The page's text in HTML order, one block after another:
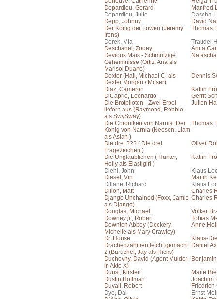
Depardieu, Gerard
Manfred
Depardieu, Julie
Dascha
Depp, Johnny
David
Der König der Löwen (Jeremy
Irons)
Thomas
Derek, Mia
Traudel
Deschanel, Zooey
Anna
Devious Mais - Schmutzige
Geheimnisse (Ortiz, Ana als
Marisol Duarte)
Dexter (Hall, Michael C. als
Dexter Morgan / Moser)
Dennis
Diaz, Cameron
Katrin
DiCaprio, Leonardo
Gerrit
Die Brotpiloten - Zwei Erpel
liefern aus (Raymond, Robbie
als SwySway)
Julien
Die Chroniken von Narnia: Der
König von Narnia (Neeson, Liam
als Aslan )
Thomas
Die drei ??? ( Die drei
Fragezeichen )
Oliver
Die Unglaublichen ( Hunter,
Holly als Elastigirl )
Katrin
Diehl, John
Klaus
Diesel, Vin
Martin
Dillane, Richard
Klaus
Dillon, Matt
Charles
Django Unchained (Foxx, Jamie
als Django)
Charles
Douglas, Michael
Volker
Downey jr., Robert
Tobias
Downton Abbey (Dockery,
Michelle als Mary Crawley)
Anne
Dr. House
Klaus-
Drachenzähmen leicht gemacht
2 (Baruchel, Jay als Hicks)
Daniel
Duchovny, David (Agent Mulder
in Akte X)
Dunst, Kirsten
Marie
Dustin Hoffman
Joachim
Duvall, Robert
Friedrich
Dye, Dal
Ernst